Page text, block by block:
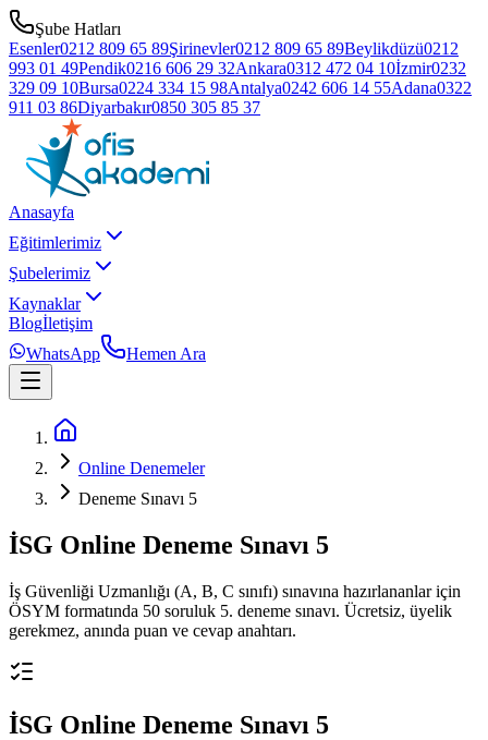
Şube Hatları
Esenler0212 809 65 89Şirinevler0212 809 65 89Beylikdüzü0212
993 01 49Pendik0216 606 29 32Ankara0312 472 04 10İzmir0232
329 09 10Bursa0224 334 15 98Antalya0242 606 14 55Adana0322
911 03 86Diyarbakır0850 305 85 37
Anasayfa
Eğitimlerimiz
Şubelerimiz
Kaynaklar
Blogİletişim
WhatsApp
Hemen Ara
Online Denemeler
Deneme Sınavı 5
İSG Online Deneme Sınavı 5
İş Güvenliği Uzmanlığı (A, B, C sınıfı) sınavına hazırlananlar için
ÖSYM formatında 50 soruluk 5. deneme sınavı. Ücretsiz, üyelik
gerekmez, anında puan ve cevap anahtarı.
İSG Online Deneme Sınavı 5